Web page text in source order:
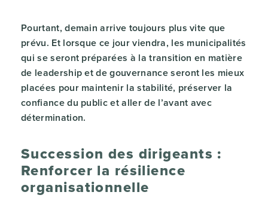
Pourtant, demain arrive toujours plus vite que
prévu. Et lorsque ce jour viendra, les municipalités
qui se seront préparées à la transition en matière
de leadership et de gouvernance seront les mieux
placées pour maintenir la stabilité, préserver la
confiance du public et aller de l’avant avec
détermination.
Succession des dirigeants :
Renforcer la résilience
organisationnelle